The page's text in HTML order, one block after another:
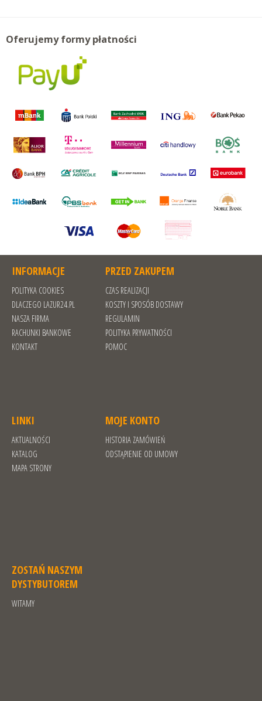
Oferujemy formy płatności
INFORMACJE
POLITYKA COOKIES
DLACZEGO LAZUR24.PL
NASZA FIRMA
RACHUNKI BANKOWE
KONTAKT
PRZED ZAKUPEM
CZAS REALIZACJI
KOSZTY I SPOSÓB DOSTAWY
REGULAMIN
POLITYKA PRYWATNOŚCI
POMOC
LINKI
AKTUALNOŚCI
KATALOG
MAPA STRONY
MOJE KONTO
HISTORIA ZAMÓWIEŃ
ODSTĄPIENIE OD UMOWY
ZOSTAŃ NASZYM
DYSTYBUTOREM
WITAMY